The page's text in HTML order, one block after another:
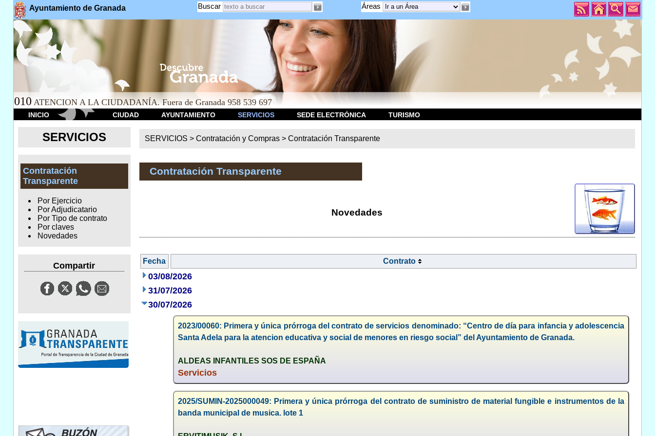
Ayuntamiento de Granada Áreas
Buscar
010 ATENCION A LA CIUDADANÍA. Fuera de Granada 958 539 697
INICIO CIUDAD AYUNTAMIENTO SERVICIOS SEDE ELECTRÓNICA TURISMO
SERVICIOS
Contratación
Transparente
Por Ejercicio
Por Adjudicatario
Por Tipo de contrato
Por claves
Novedades
Compartir
SERVICIOS >Contratación y Compras >Contratación Transparente
Contratación Transparente
Novedades
Fecha Contrato
03/08/2026
31/07/2026
30/07/2026
2023/00060: Primera y única prórroga del contrato de servicios denominado: “Centro de día para infancia y adolescencia
Santa Adela para la atencion educativa y social de menores en riesgo social” del Ayuntamiento de Granada.
ALDEAS INFANTILES SOS DE ESPAÑA
Servicios
2025/SUMIN-2025000049: Primera y única prórroga del contrato de suministro de material fungible e instrumentos de la
banda municipal de musica. lote 1